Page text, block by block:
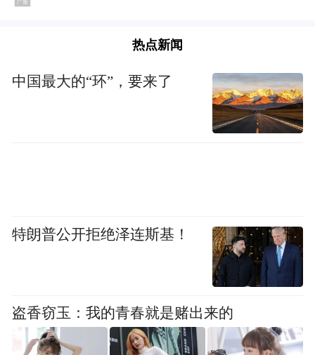
产手机厂商通过加大高端市场投入，寻求更
的增长速度已超过整体智能手机市场。
来自Counterpoint的一份报告显示，2023年，
中国智能手机高端市场同比增长16%，而整
更重要的是，进入2025年，大模型与手机的
结合正日益紧密。尽管智能眼镜、智能耳机
等AI硬件应接不暇，但在恒业资本创始合伙
可的一大因素，离不开对高频刚需场景的探
索和开发。”
热点新闻
中国最大的“环”，要来了
特朗普公开拒绝泽连斯基！
盗香窃玉：我的青春就是赌出来的